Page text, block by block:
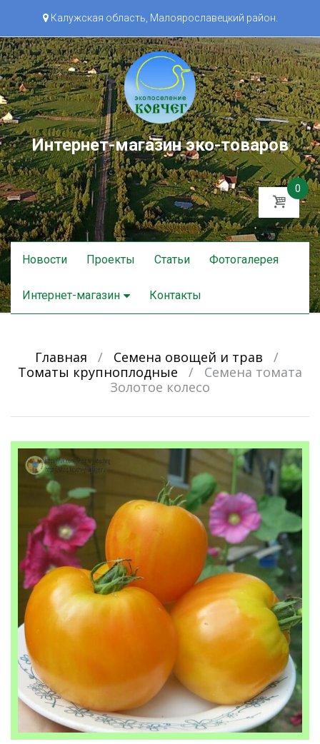
Калужская область, Малоярославецкий район.
Интернет-магазин эко-товаров
0
Skip
to
Новости Проекты Статьи Фотогалерея
Интернет-магазин Контакты
Главная / Семена овощей и трав
/
Томаты крупноплодные
/
Семена томата
Золотое колесо